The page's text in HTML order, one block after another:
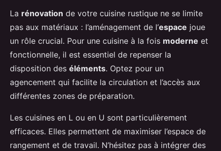
La rénovation de votre cuisine rustique ne se limite
pas aux matériaux : l’aménagement de l’espace joue
un rôle crucial. Pour une cuisine à la fois moderne et
fonctionnelle, il est essentiel de repenser la
disposition des éléments. Optez pour un
agencement qui facilite la circulation et l’accès aux
différentes zones de préparation.
Les cuisines en L ou en U sont particulièrement
efficaces. Elles permettent de maximiser l’espace de
rangement et de travail. N’hésitez pas à intégrer des